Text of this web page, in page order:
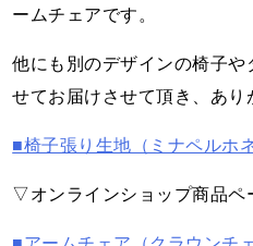
ームチェアです。
他にも別のデザインの椅子
せてお届けさせて頂き、あり
■椅子張り生地（ミナペルホ
▽オンラインショップ商品